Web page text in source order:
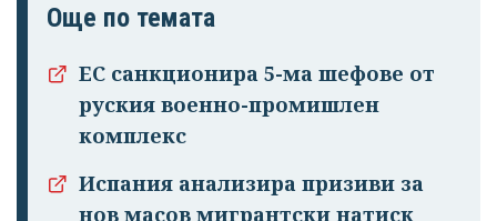
Успешно
излязохте от
Още по темата
ЕС санкционира 5-ма шефове от
руския военно-промишлен
комплекс
Испания анализира призиви за
нов масов мигрантски натиск